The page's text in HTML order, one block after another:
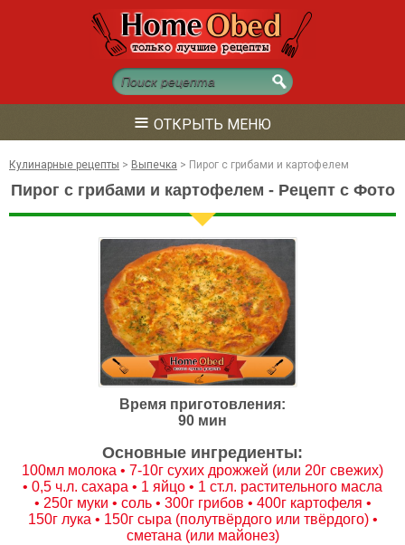
≡ ОТКРЫТЬ МЕНЮ
Кулинарные рецепты > Выпечка > Пирог с грибами и картофелем
Пирог с грибами и картофелем - Рецепт с Фото
Время приготовления:
90 мин
Основные ингредиенты:
100мл молока • 7-10г сухих дрожжей (или 20г свежих)
• 0,5 ч.л. сахара • 1 яйцо • 1 ст.л. растительного масла
• 250г муки • соль • 300г грибов • 400г картофеля •
150г лука • 150г сыра (полутвёрдого или твёрдого) •
сметана (или майонез)